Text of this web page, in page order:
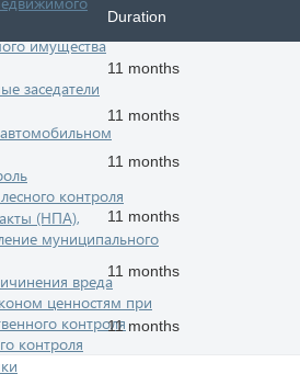
имущества
заседатели
контроля
(НПА),
муниципального
вреда
ценностям при
контроля
контроля
Duration
11 months
11 months
11 months
11 months
11 months
11 months